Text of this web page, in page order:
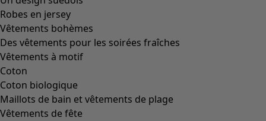
Robes en jersey
Vêtements bohèmes
Des vêtements pour les soirées fraîches
Vêtements à motif
Coton
Coton biologique
Maillots de bain et vêtements de plage
Vêtements de fête